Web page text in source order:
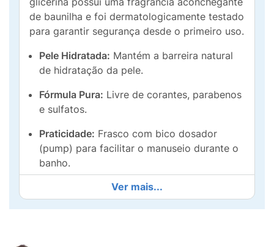
de baunilha e foi dermatologicamente testado
para garantir segurança desde o primeiro uso.
Pele Hidratada: Mantém a barreira natural
de hidratação da pele.
Fórmula Pura: Livre de corantes, parabenos
e sulfatos.
Praticidade: Frasco com bico dosador
(pump) para facilitar o manuseio durante o
banho.
Ver mais...